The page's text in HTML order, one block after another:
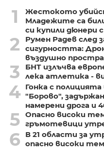
1
Жестокото
Младежите са
си купили дюнери
2
Румен Радев след
сигурността:
въздушно
3
БНТ излъчва
лека атлетика -
4 Гонка с
"Борово",
намерени дрога и
5 Опасно високи
гръмотевици
6
В 21 области за
опасно високи